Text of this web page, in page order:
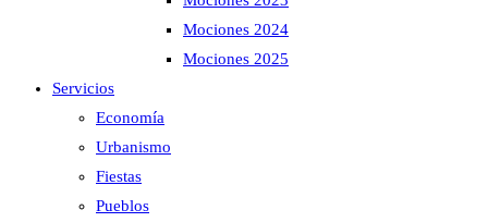
Mociones 2024
Mociones 2025
Servicios
Economía
Urbanismo
Fiestas
Pueblos